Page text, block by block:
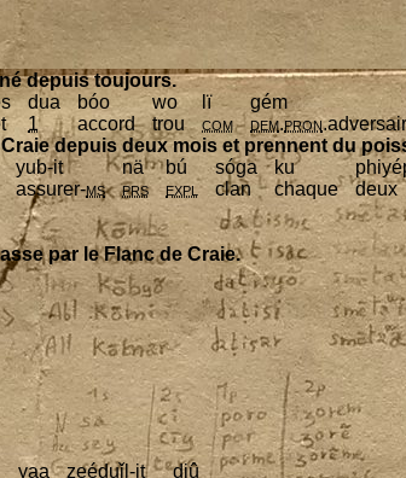
depuis toujours.
dua
1
bóo
accord
wo
trou
lï
com
gém
dem.pron
depuis deux mois et prennent du
yub-it
assu­rer-ms
nä
prs
bú
expl
sóga
clan
ku
chaque
deux
par le Flanc de Craie.
yaa
zeé­duǐl-it
diû